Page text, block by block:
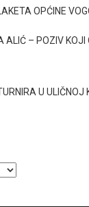
OPĆINE
ALIĆ – POZIV KOJI
U ULIČNOJ